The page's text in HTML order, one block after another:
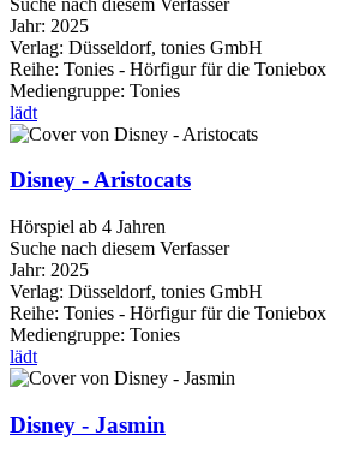
Jahr: 2025
Verlag: Düsseldorf, tonies GmbH
Reihe: Tonies - Hörfigur für die Toniebox
Mediengruppe: Tonies
lädt
Disney - Aristocats
Hörspiel ab 4 Jahren
Suche nach diesem Verfasser
Jahr: 2025
Verlag: Düsseldorf, tonies GmbH
Reihe: Tonies - Hörfigur für die Toniebox
Mediengruppe: Tonies
lädt
Disney - Jasmin